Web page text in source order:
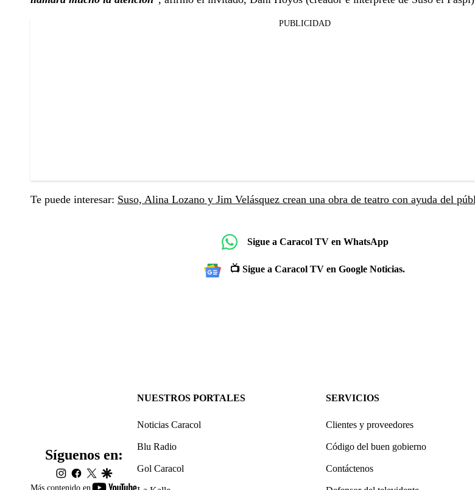
PUBLICIDAD
Te puede interesar: Suso, Alina Lozano y Jim Velásquez crean una obra de teatro con ayuda del
Sigue a Caracol TV en WhatsApp
📺 Sigue a Caracol TV en Google Noticias.
Más contenido en youtube-
Síguenos en:
instagram
facebook
twittergoogle
NUESTROS PORTALES
Noticias Caracol
Blu Radio
Gol Caracol
SERVICIOS
Clientes y proveedores
Código del buen gobierno
Contáctenos